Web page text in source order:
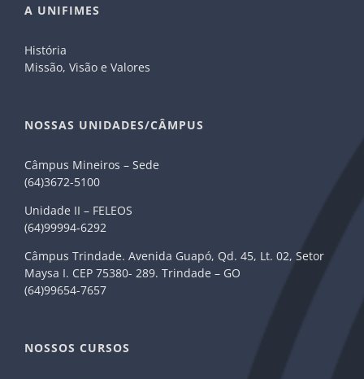
A UNIFIMES
História
Missão, Visão e Valores
NOSSAS UNIDADES/CÂMPUS
Câmpus Mineiros – Sede
(64)3672-5100
Unidade II – FELEOS
(64)99994-6292
Câmpus Trindade. Avenida Guapó, Qd. 45, Lt. 02, Setor
Maysa I. CEP 75380- 289. Trindade – GO
(64)99654-7657
NOSSOS CURSOS